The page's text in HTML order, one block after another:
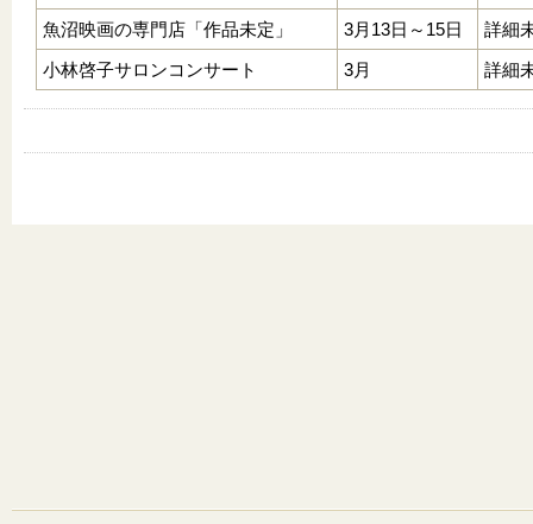
魚沼映画の専門店「作品未定」
3月13日～15日
詳細
小林啓子サロンコンサート
3月 詳細